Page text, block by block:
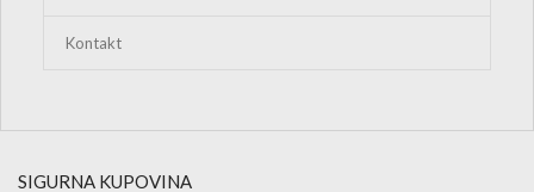
Kontakt
SIGURNA KUPOVINA